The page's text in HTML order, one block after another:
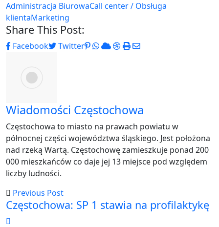
Administracja BiurowaCall center / Obsługa
klientaMarketing
Share This Post:
Facebook Twitter Pinterest
Whatsapp
CloudStumbleUpon
PrintShare
Wiadomości Częstochowa
Częstochowa to miasto na prawach powiatu w
północnej części województwa śląskiego. Jest położona
nad rzeką Wartą. Częstochowę zamieszkuje ponad 200
000 mieszkańców co daje jej 13 miejsce pod względem
liczby ludności.
Previous Post
Częstochowa: SP 1 stawia na profilaktykę